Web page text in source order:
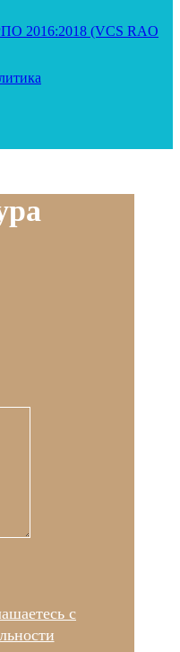
2016:2018 (VCS RAO
с